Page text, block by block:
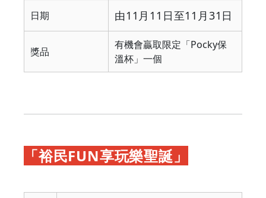
日期 由11月11日至11月31日
獎品
有機會贏取限定「Pocky保
溫杯」一個
「裕民FUN享玩樂聖誕」